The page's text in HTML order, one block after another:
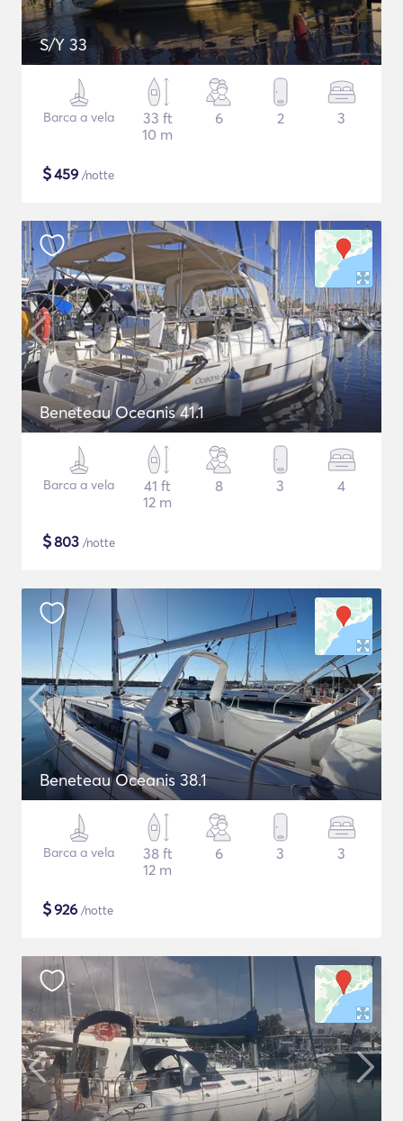
S/Y 33
Barca a vela
33 ft
10 m
6 2 3
$459 /notte
Beneteau Oceanis 41.1
Barca a vela
41 ft
12 m
8 3 4
$803 /notte
Beneteau Oceanis 38.1
Barca a vela
38 ft
12 m
6 3 3
$926 /notte